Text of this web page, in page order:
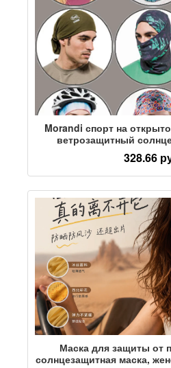
Morandi спорт на
ветрозащитный
быстросохнущий
для лица, шарф, головной
328.66
Маска для защиты от
солнцезащитная маска,